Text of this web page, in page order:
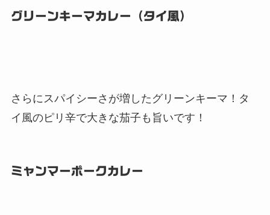
グリーンキーマカレー（タイ風）
さらにスパイシーさが増したグリーンキーマ！タ
イ風のピリ辛で大きな茄子も旨いです！
ミャンマーポークカレー